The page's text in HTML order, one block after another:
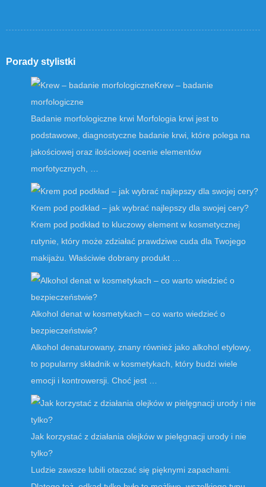
Porady stylistki
Krew – badanie
morfologiczne
Badanie morfologiczne krwi Morfologia krwi jest to
podstawowe, diagnostyczne badanie krwi, które polega na
jakościowej oraz ilościowej ocenie elementów
morfotycznych, …
Krem pod podkład – jak wybrać najlepszy dla swojej cery?
Krem pod podkład to kluczowy element w kosmetycznej
rutynie, który może zdziałać prawdziwe cuda dla Twojego
makijażu. Właściwie dobrany produkt …
Alkohol denat w kosmetykach – co warto wiedzieć o
bezpieczeństwie?
Alkohol denaturowany, znany również jako alkohol etylowy,
to popularny składnik w kosmetykach, który budzi wiele
emocji i kontrowersji. Choć jest …
Jak korzystać z działania olejków w pielęgnacji urody i nie
tylko?
Ludzie zawsze lubili otaczać się pięknymi zapachami.